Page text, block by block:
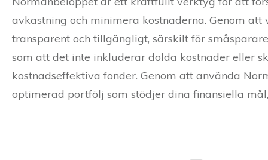
avkastning och minimera kostnaderna. Genom
transparent och tillgängligt, särskilt för
som att det inte inkluderar dolda kostnader eller
kostnadseffektiva fonder. Genom att använda
optimerad portfölj som stödjer dina finansiella